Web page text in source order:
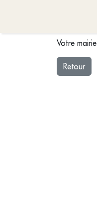
Votre mairie
Retour